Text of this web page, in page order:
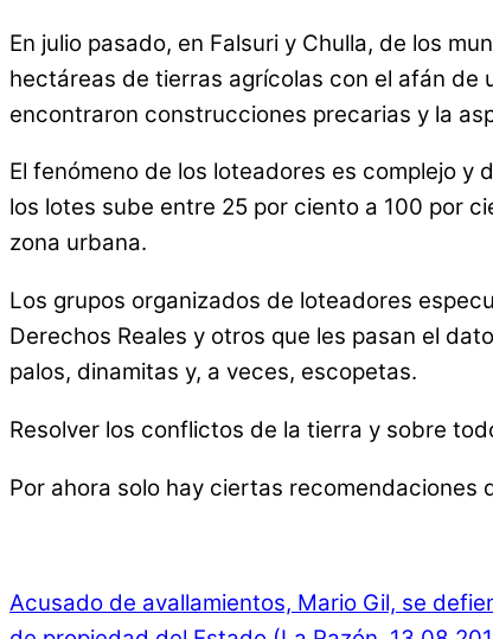
En julio pasado, en Falsuri y Chulla, de los
hectáreas de tierras agrícolas con el afán de
encontraron construcciones precarias y la
El fenómeno de los loteadores es complejo y
los lotes sube entre 25 por ciento a 100 por
zona urbana.
Los grupos organizados de loteadores
Derechos Reales y otros que les pasan el
palos, dinamitas y, a veces, escopetas.
Resolver los conflictos de la tierra y sobre
Por ahora solo hay ciertas
Acusado de avallamientos, Mario Gil, se